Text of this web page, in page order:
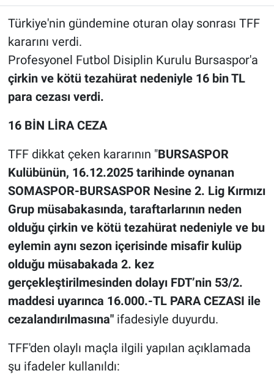
Türkiye'nin gündemine oturan olay sonrası TFF
kararını verdi.
Profesyonel Futbol Disiplin Kurulu Bursaspor'a
çirkin ve kötü tezahürat nedeniyle 16 bin TL
para cezası verdi.
16 BİN LİRA CEZA
TFF dikkat çeken kararının "BURSASPOR
Kulübünün, 16.12.2025 tarihinde oynanan
SOMASPOR-BURSASPOR Nesine 2. Lig Kırmızı
Grup müsabakasında, taraftarlarının neden
olduğu çirkin ve kötü tezahürat nedeniyle ve bu
eylemin aynı sezon içerisinde misafir kulüp
olduğu müsabakada 2. kez
gerçekleştirilmesinden dolayı FDT’nin 53/2.
maddesi uyarınca 16.000.-TL PARA CEZASI ile
cezalandırılmasına"ifadesiyle duyurdu.
TFF'den olaylı maçla ilgili yapılan açıklamada
şu ifadeler kullanıldı: